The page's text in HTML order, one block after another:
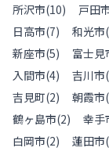
所沢市(10) 戸田
日高市(7) 和光市(
新座市(5) 富士見
入間市(4) 吉川市(
吉見町(2) 朝霞市(
鶴ヶ島市(2) 幸手
白岡市(2) 蓮田市(